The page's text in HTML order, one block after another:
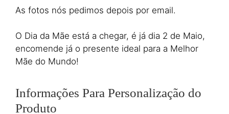
As fotos nós pedimos depois por email.
O Dia da Mãe está a chegar, é já dia 2 de Maio,
encomende já o presente ideal para a Melhor
Mãe do Mundo!
Informações Para Personalização do
Produto